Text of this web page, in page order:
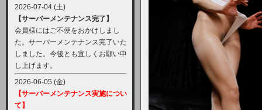
2026-07-04 (土)
【サーバーメンテナンス完了】
会員様にはご不便をおかけしまし
た。サーバーメンテナンス完了いた
しました。今後とも宜しくお願い申
し上げます。
2026-06-05 (金)
【サーバーメンテナンス実施につい
て】